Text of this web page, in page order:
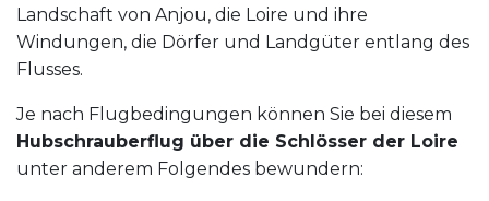
Landschaft von Anjou, die Loire und ihre
Windungen, die Dörfer und Landgüter entlang des
Flusses.
Je nach Flugbedingungen können Sie bei diesem
Hubschrauberflug über die Schlösser der Loire
unter anderem Folgendes bewundern: